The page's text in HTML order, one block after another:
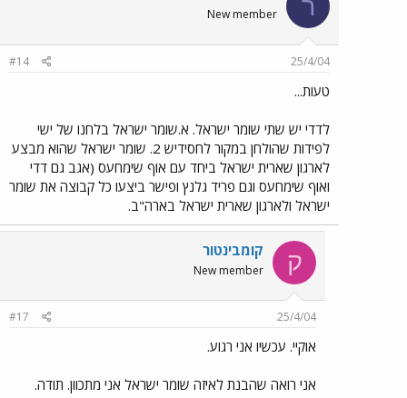
ר New member
25/4/04
#14
טעות...
לדדי יש שתי שומר ישראל. א.שומר ישראל בלחנו של ישי
לפידות שהולחן במקור לחסידיש 2. שומר ישראל שהוא מבצע
לארגון שארית ישראל ביחד עם אוף שימחעס (אגב גם דדי
ואוף שימחעס וגם פריד גלנץ ופישר ביצעו כל קבוצה את שומר
ישראל ולארגון שארית ישראל בארה"ב.
ק קומבינטור
New member
25/4/04
#17
אוקיי. עכשיו אני רגוע.
אני רואה שהבנת לאיזה שומר ישראל אני מתכוון. תודה.